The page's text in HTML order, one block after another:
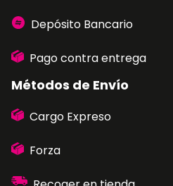
Depósito Bancario
Pago contra entrega
Métodos de Envío
Cargo Expreso
Forza